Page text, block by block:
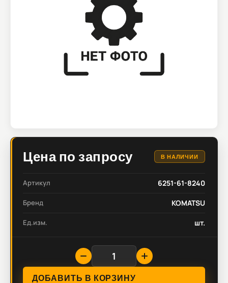
Цена по запросу В НАЛИЧИИ
Артикул 6251-61-8240
Бренд KOMATSU
Ед.изм. шт.
ДОБАВИТЬ В КОРЗИНУ